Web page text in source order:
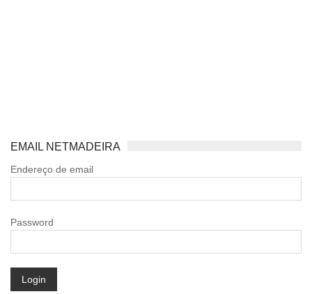
EMAIL NETMADEIRA
Endereço de email
Password
Login